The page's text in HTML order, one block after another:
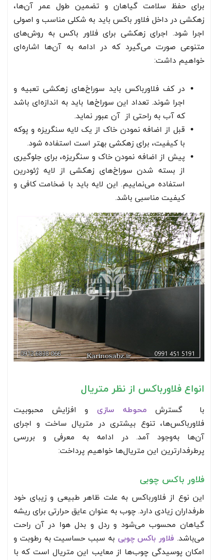
برای حفظ سلامت گیاهان و تضمین طول عمر آن‌ها،
زهکشی در داخل فلاور باکس باید به شکلی مناسب و اصولی
اجرا شود. اجرای زهکشی برای فلاور باکس به روش‌های
متنوعی صورت می‌گیرد که در ادامه به آن‌ها اشاره‌ای
خواهیم داشت:
در کف فلاورباکس باید سوراخ‌های زهکشی تعبیه و
اجرا شوند. تعداد این سوراخ‌ها باید به اندازه‌ای باشد
که آب به راحتی از آن عبور نماید.
قبل از اضافه نمودن خاک از یک لایه سنگریزه و پوکه
با کیفیت، برای زهکشی بهتر است استفاده شود.
پیش از اضافه نمودن خاک و سنگریزه، برای جلوگیری
از بسته شدن سوراخ‌های زهکشی از لایه ژئودرین
استفاده می‌نماییم. این لایه باید با ضخامت کافی و
کیفیت مناسبی باشد.
انواع فلاورباکس از نظر متریال
با گسترش محوطه سازی و افزایش محبوبیت
فلاورباکس‌ها، تنوع بیشتری در متریال ساخت و اجرای
آن‌ها به‌وجود آمد. در ادامه به معرفی و بررسی
پرطرفدارترین این متریال‌ها خواهیم پرداخت:
فلاور باکس چوبی
این نوع از فلاورباکس به علت ظاهر طبیعی و زیبای خود
طرفداران زیادی دارد. چوب به عنوان عایق حرارتی برای ریشه
گیاهان محسوب می‌شود و ردل و بدل هوا در آن راحت
می‌باشد. فلاور باکس چوبی به سبب حساسیت به رطوبت و
امکان پوسیدگی چوب‌ها از معایب این متریال است که با